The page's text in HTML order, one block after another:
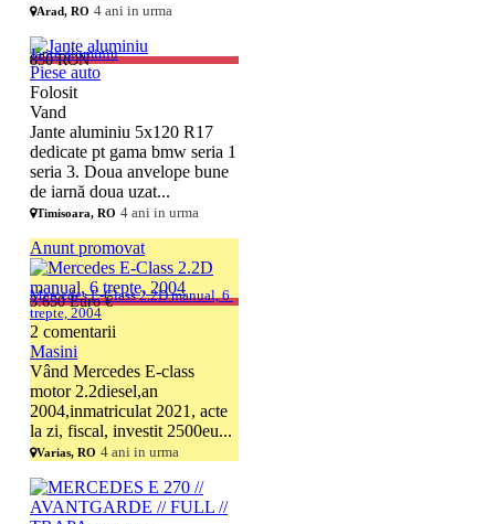
Arad, RO 4 ani in urma
850 RON
Jante aluminiu
Piese auto
Folosit
Vand
Jante aluminiu 5x120 R17
dedicate pt gama bmw seria 1
seria 3. Doua anvelope bune
de iarnă doua uzat...
Timisoara, RO 4 ani in urma
Anunt promovat
3.650 Euro €
Mercedes E-Class 2.2D manual, 6
trepte, 2004
2 comentarii
Masini
Vând Mercedes E-class
motor 2.2diesel,an
2004,inmatriculat 2021, acte
la zi, fiscal, investit 2500eu...
Varias, RO 4 ani in urma